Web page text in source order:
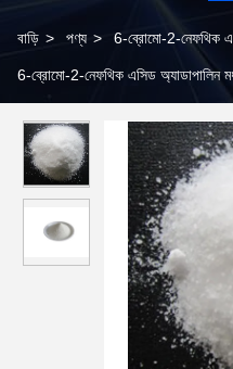
বাড়ি > পণ্য > 6-ব্রোমো-2-নেফথিক
6-ব্রোমো-2-নেফথিক এসিড অ্যাডাপালিন